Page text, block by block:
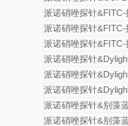
派诺硝唑探针&FITC-
派诺硝唑探针&FITC-
派诺硝唑探针&FITC-
派诺硝唑探针
派诺硝唑探针
派诺硝唑探针
派诺硝唑探针&别藻
派诺硝唑探针&别藻